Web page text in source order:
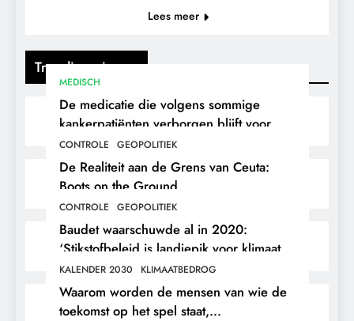
Trending nieuws
MEDISCH
De medicatie die volgens sommige
kankerpatiënten verborgen blijft voor
hun eigen arts.
CONTROLE GEOPOLITIEK
De Realiteit aan de Grens van Ceuta:
Boots on the Ground.
CONTROLE GEOPOLITIEK
Baudet waarschuwde al in 2020:
‘Stikstofbeleid is landjepik voor klimaat
en immigratie’.
KALENDER 2030 KLIMAATBEDROG
Waarom worden de mensen van wie de
toekomst op het spel staat,
Lees meer